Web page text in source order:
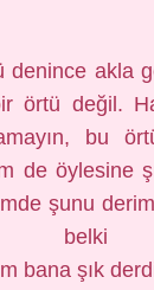
denince akla
örtü değil.
bu
de öylesine
şunu
belki
bana şık